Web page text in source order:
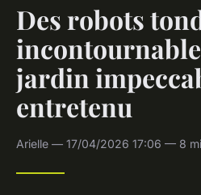
Des robots
jardin
entretenu
Arielle — 17/04/2026 17:06 — 8